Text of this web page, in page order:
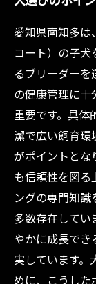
愛知県南知多
コート）の子犬
るブリーダー
の健康管理に
重要です。具体
潔で広い飼育
がポイントとな
も信頼性を図る
ングの専門知
多数存在してい
やかに成長でき
実しています。
めに、こうした